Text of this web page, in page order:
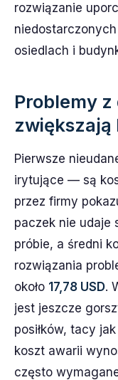
rozwiązanie
osiedlach i
Problemy
Pierwsze
irytujące — są
przez firmy
paczek nie udaje
próbie, a średni
rozwiązania
około 17,78 USD.
jest jeszcze
posiłków, tacy jak
koszt awarii
często